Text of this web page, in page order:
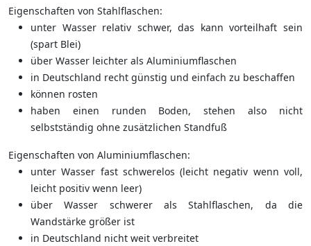
Eigenschaften von Stahlflaschen:
unter Wasser relativ schwer, das kann vorteilhaft sein
(spart Blei)
über Wasser leichter als Aluminiumflaschen
in Deutschland recht günstig und einfach zu beschaffen
können rosten
haben einen runden Boden, stehen also nicht
selbstständig ohne zusätzlichen Standfuß
Eigenschaften von Aluminiumflaschen:
unter Wasser fast schwerelos (leicht negativ wenn voll,
leicht positiv wenn leer)
über Wasser schwerer als Stahlflaschen, da die
Wandstärke größer ist
in Deutschland nicht weit verbreitet